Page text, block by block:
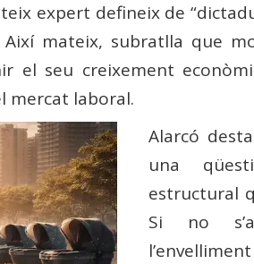
expert defineix de
mateix, subratlla que
el seu creixement
mercat laboral.
Alarcó
una
estructural
Si no